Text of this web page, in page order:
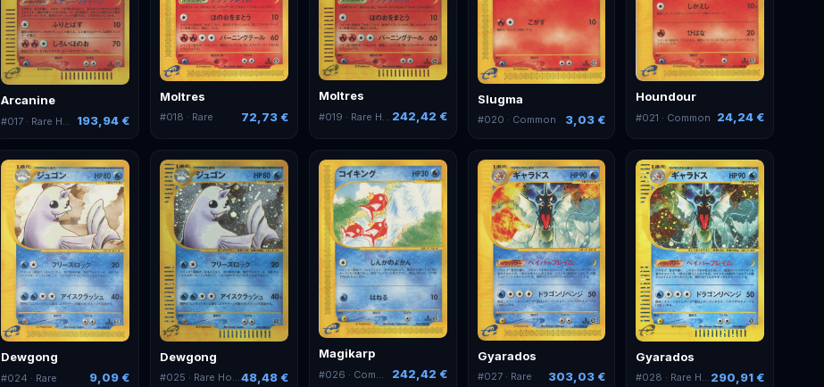
Arcanine
#017 · Rare Holo 193,94 €
Moltres
#018 · Rare 72,73 €
Moltres
#019 · Rare Holo 242,42 €
Slugma
#020 · Common 3,03 €
Houndour
#021 · Common 24,24 €
Dewgong
#024 · Rare 9,09 €
Dewgong
#025 · Rare Holo 48,48 €
Magikarp
#026 · Common 242,42 €
Gyarados
#027· Rare 303,03 €
Gyarados
#028 · Rare Holo 290,91 €